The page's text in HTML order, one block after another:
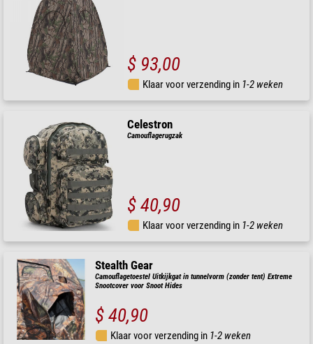
$ 93,00
Klaar voor verzending in 1-2 weken
Celestron
Camouflagerugzak
$ 40,90
Klaar voor verzending in 1-2 weken
Stealth Gear
Camouflagetoestel Uitkijkgat in tunnelvorm (zonder tent) Extreme
Snootcover voor Snoot Hides
$ 40,90
Klaar voor verzending in 1-2 weken